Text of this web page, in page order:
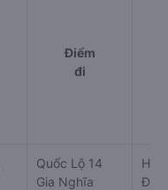
Điểm
đi
Quốc Lộ 14
Gia Nghĩa